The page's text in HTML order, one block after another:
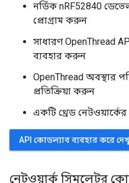
নর্ডিক nRF52840
প্রোগ্রাম করুন
সাধারণ OpenThread
ব্যবহার করুন
OpenThread অবস্থার
প্রতিক্রিয়া করুন
একটি থ্রেড নেটওয়ার্কের
API কোডল্যাব ব্যবহার করে
নেটওয়ার্ক সিমুলেটর